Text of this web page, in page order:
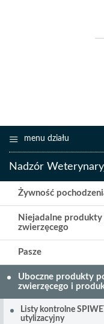
menu działu
Nadzór
Żywność
Niejadalne produkty
zwierzęcego
Pasze
Uboczne produkty
zwierzęcego i
Listy kontrolne
utylizacyjny